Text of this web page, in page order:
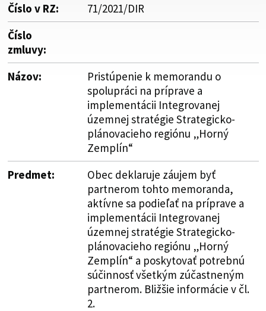
Číslo v RZ:
71/2021/DIR
Číslo
zmluvy:
Názov:
Pristúpenie k memorandu o
spolupráci na príprave a
implementácii Integrovanej
územnej stratégie Strategicko-
plánovacieho regiónu „Horný
Zemplín“
Predmet:
Obec deklaruje záujem byť
partnerom tohto memoranda,
aktívne sa podieľať na príprave a
implementácii Integrovanej
územnej stratégie Strategicko-
plánovacieho regiónu „Horný
Zemplín“ a poskytovať potrebnú
súčinnosť všetkým zúčastneným
partnerom. Bližšie informácie v čl.
2.